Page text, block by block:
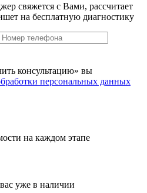
свяжется с Вами, расcчитает
на бесплатную диагностику
консультацию» вы
персональных данных
на каждом этапе
уже в наличии